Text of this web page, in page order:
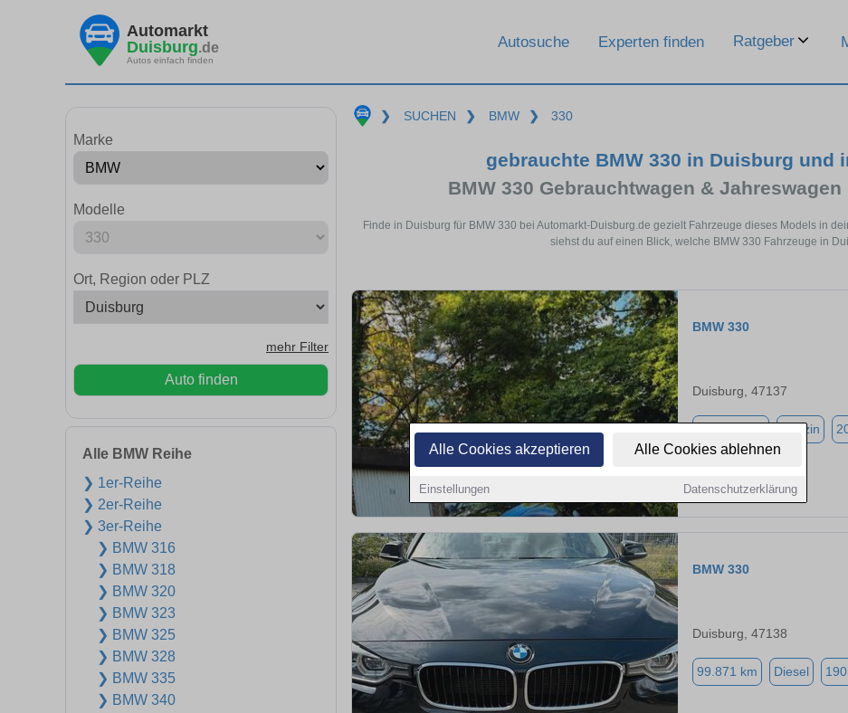
Alle Cookies akzeptieren Alle Cookies ablehnen
Einstellungen Datenschutzerklärung
Automarkt
Duisburg.de
Autos einfach finden
Autosuche Experten finden Ratgeber
Marke
Modelle
Ort, Region oder PLZ
mehr Filter
Auto finden
Alle BMW Reihe
❯ 1er-Reihe
❯ 2er-Reihe
❯ 3er-Reihe
❯ BMW 316
❯ BMW 318
❯ BMW 320
❯ BMW 323
❯ BMW 325
❯ BMW 328
❯ BMW 335
❯ BMW 340
❯ SUCHEN ❯ BMW ❯ 330
gebrauchte BMW 330 in Duisburg und
BMW 330 Gebrauchtwagen &
Finde in Duisburg für BMW 330 bei Automarkt-Duisburg.de gezielt Fahrzeuge dieses Models in
siehst du auf einen Blick, welche BMW 330 Fahrzeuge in
BMW 330
Duisburg, 47137
Benzin
BMW 330
Duisburg, 47138
99.871 km Diesel